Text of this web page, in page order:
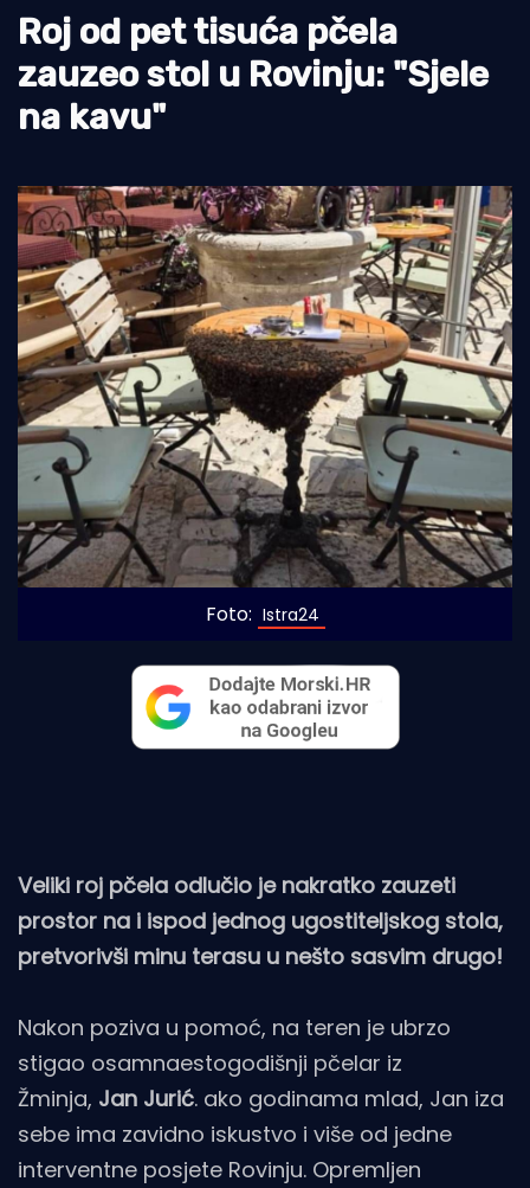
Pomorstvo
Ribolov
Ekologija
Roj od pet tisuća pčela
zauzeo stol u Rovinju: "Sjele
na kavu"
Foto: Istra24
Veliki roj pčela odlučio je nakratko zauzeti
prostor na i ispod jednog ugostiteljskog stola,
pretvorivši minu terasu u nešto sasvim drugo!
Nakon poziva u pomoć, na teren je ubrzo
stigao osamnaestogodišnji pčelar iz
Žminja, Jan Jurić. ako godinama mlad, Jan iza
sebe ima zavidno iskustvo i više od jedne
interventne posjete Rovinju. Opremljen